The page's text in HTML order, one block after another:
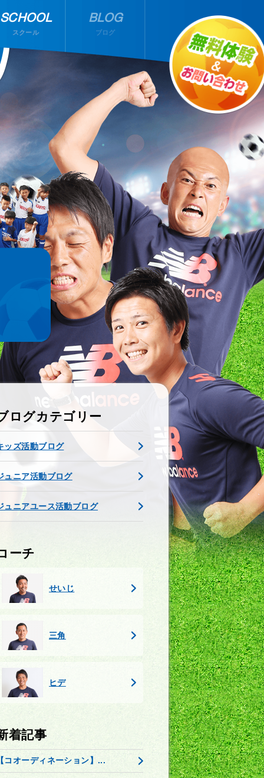
SCHOOL
スクール
BLOG
ブログ
ログカテゴリー
ッズ活動ブログ
ュニア活動ブログ
ュニアユース活動ブログ
ーチ
せいじ
三角
ヒデ
着記事
コオーディネーション】...